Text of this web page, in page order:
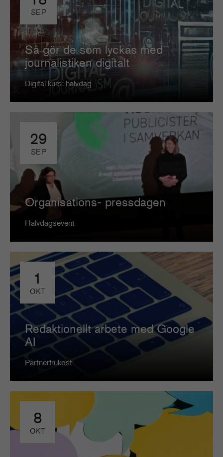
SEP
Så gör de som lyckas med
journalistiken digitalt
Digital kurs: halvdag
29
SEP
Organisations- pressdagen
Halvdagsevent
1
OKT
Redaktionellt arbete med Google
AI
Partnerfrukost
8
OKT